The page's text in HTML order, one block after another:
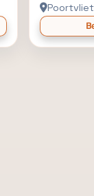
Poortvliet